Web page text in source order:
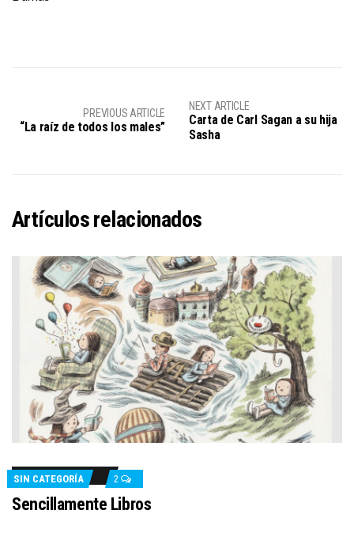
PREVIOUS ARTICLE
“La raíz de todos los males”
NEXT ARTICLE
Carta de Carl Sagan a su hija
Sasha
Artículos relacionados
SIN CATEGORÍA 2
Sencillamente Libros